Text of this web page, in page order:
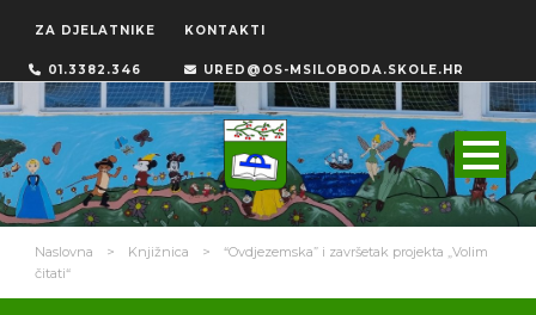
ZA DJELATNIKE KONTAKTI
01.3382.346 URED@OS-MSILOBODA.SKOLE.HR
Naslovna > Knjižnica >
“Ovdjezemska” i završetak projekta „Volim
čitati“